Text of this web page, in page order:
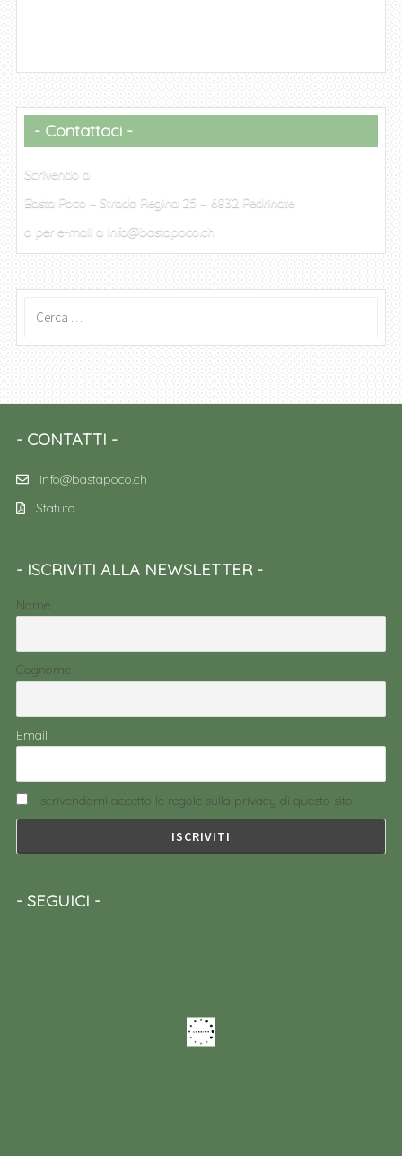
Contattaci
Scrivendo a
Basta Poco – Strada Regina 25 – 6832 Pedrinate
o per e-mail a info@bastapoco.ch
CONTATTI
info@bastapoco.ch
Statuto
ISCRIVITI ALLA NEWSLETTER
Nome
Cognome
Email
Iscrivendomi accetto le regole sulla privacy di questo sito
SEGUICI